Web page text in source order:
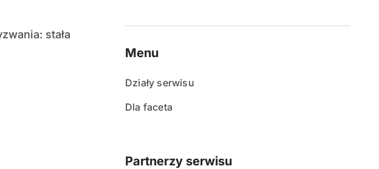
Menu
Działy serwisu
Dla faceta
Partnerzy serwisu